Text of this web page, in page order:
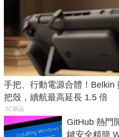
手把、行動電源合體！Belkin
把殼，續航最高延長 1.5 倍
3C新品
GitHub 熱門
鍵安全精簡